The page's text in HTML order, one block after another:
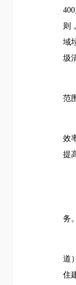
则
域
圾
范
效
提
务。
道
住